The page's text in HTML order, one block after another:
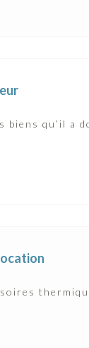
qu’il a